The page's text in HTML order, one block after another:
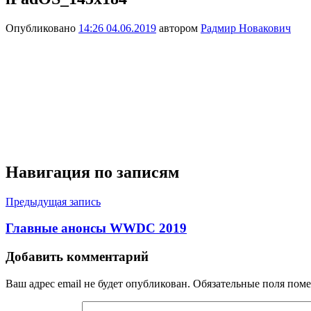
Опубликовано 14:26 04.06.2019 автором Радмир Новакович
Навигация по записям
Предыдущая запись
Главные анонсы WWDC 2019
Добавить комментарий
Ваш адрес email не будет опубликован. Обязательные поля